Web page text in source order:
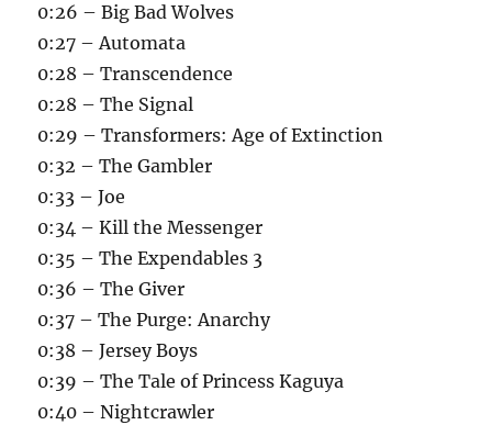
0:26 – Big Bad Wolves
0:27 – Automata
0:28 – Transcendence
0:28 – The Signal
0:29 – Transformers: Age of Extinction
0:32 – The Gambler
0:33 – Joe
0:34 – Kill the Messenger
0:35 – The Expendables 3
0:36 – The Giver
0:37 – The Purge: Anarchy
0:38 – Jersey Boys
0:39 – The Tale of Princess Kaguya
0:40 – Nightcrawler